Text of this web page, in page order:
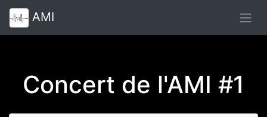
AMI
Concert de l'AMI #1